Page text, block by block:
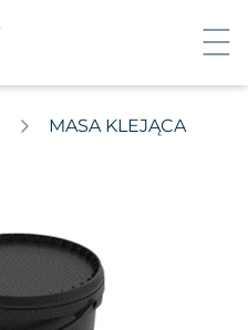
MASA KLEJĄCA